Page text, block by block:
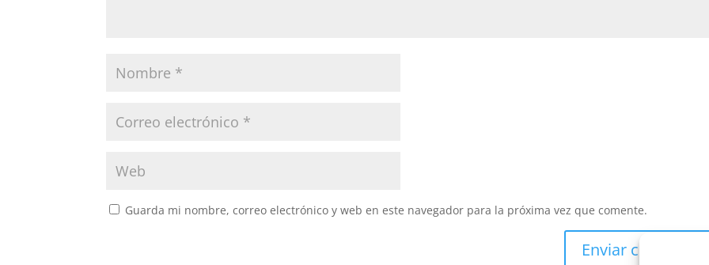
Guarda mi nombre, correo electrónico y web en este navegador para la próxima vez que comente.